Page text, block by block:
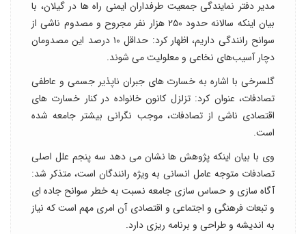
مدیر دفتر نمایندگی جمعیت طرفداران ایمنی راه ها در گیلان، با
بیان اینکه سالانه حدود ۲۵۰ هزار نفر مجروح و مصدوم ناشی از
سوانح رانندگی داریم، اظهار کرد: حداقل ۱۰ درصد این مصدومان
دچار آسیب‌های نخاعی و معلولیت می شوند.
گلسرخی با اشاره به خسارت های جبران ناپذیر جسمی و عاطفی
تصادفات، عنوان کرد: تزلزل کانون خانواده در کنار خسارت های
اقتصادی ناشی از تصادفات، موجب نگرانی بیشتر جامعه شده
است.
وی با بیان اینکه پژوهش ها نشان می دهد سه پنجم علل اصلی
تصادفات متوجه عامل انسانی به ویژه رانندگان است، متذکر شد:
آگاه سازی و حساس سازی جامعه نسبت به خطر سوانح جاده ای
و تبعات فرهنگی و اجتماعی و اقتصادی آن امری مهم است که نیاز
به اندیشه و طراحی و برنامه ریزی دارد.